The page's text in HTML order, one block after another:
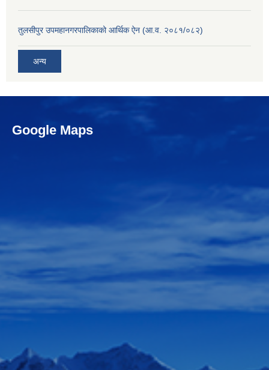
तुलसीपुर उपमहानगरपालिकाको आर्थिक ऐन (आ.व. २०८१/०८२)
अन्य
Google Maps